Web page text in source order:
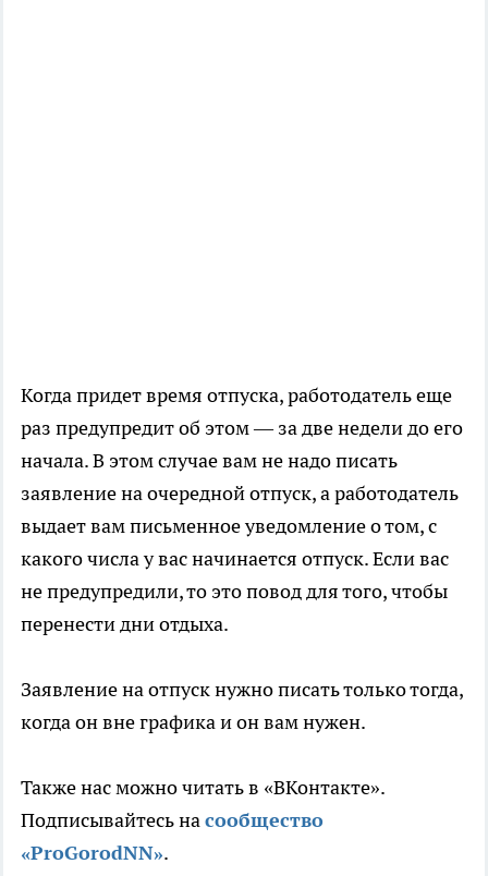
Когда придет время отпуска, работодатель еще
раз предупредит об этом — за две недели до его
начала. В этом случае вам не надо писать
заявление на очередной отпуск, а работодатель
выдает вам письменное уведомление о том, с
какого числа у вас начинается отпуск. Если вас
не предупредили, то это повод для того, чтобы
перенести дни отдыха.
Заявление на отпуск нужно писать только тогда,
когда он вне графика и он вам нужен.
Также нас можно читать в «ВКонтакте».
Подписывайтесь насообщество
«ProGorodNN».